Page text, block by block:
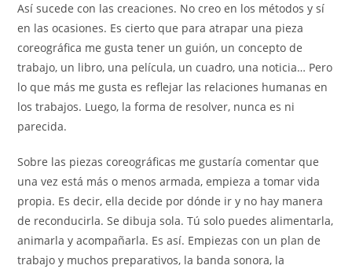
Así sucede con las creaciones. No creo en los métodos y sí
en las ocasiones. Es cierto que para atrapar una pieza
coreográfica me gusta tener un guión, un concepto de
trabajo, un libro, una película, un cuadro, una noticia… Pero
lo que más me gusta es reflejar las relaciones humanas en
los trabajos. Luego, la forma de resolver, nunca es ni
parecida.
Sobre las piezas coreográficas me gustaría comentar que
una vez está más o menos armada, empieza a tomar vida
propia. Es decir, ella decide por dónde ir y no hay manera
de reconducirla. Se dibuja sola. Tú solo puedes alimentarla,
animarla y acompañarla. Es así. Empiezas con un plan de
trabajo y muchos preparativos, la banda sonora, la